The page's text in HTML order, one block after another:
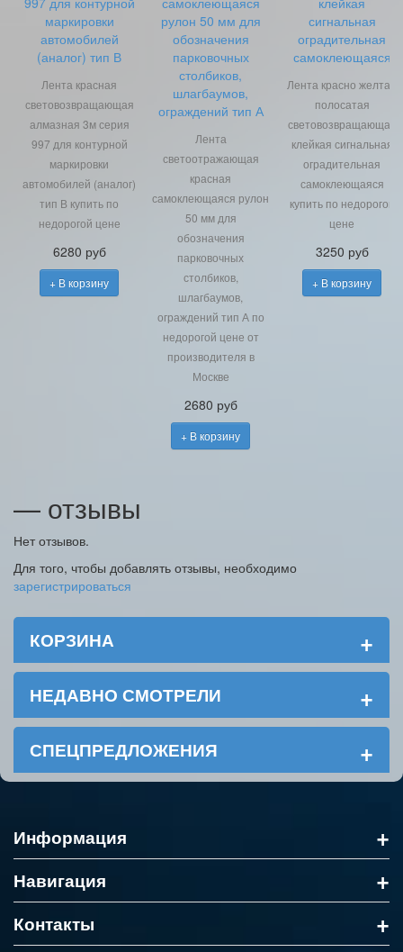
маркировки
автомобилей
(аналог) тип В
Лента красная
световозвращающая
алмазная 3м серия
997 для контурной
маркировки
автомобилей (аналог)
тип В купить по
недорогой цене
6280 руб
+ В корзину
рулон 50 мм для
обозначения
парковочных
столбиков,
шлагбаумов,
ограждений тип А
Лента
светоотражающая
красная
самоклеющаяся рулон
50 мм для
обозначения
парковочных
столбиков,
шлагбаумов,
ограждений тип А по
недорогой цене от
производителя в
Москве
2680 руб
+ В корзину
сигнальная
оградительная
самоклеющаяся
Лента красно желтая
полосатая
световозвращающая
клейкая сигнальная
оградительная
самоклеющаяся
купить по недорогой
цене
3250 руб
+ В корзину
— отзывы
Нет отзывов.
Для того, чтобы добавлять отзывы, необходимо
зарегистрироваться
КОРЗИНА +
НЕДАВНО СМОТРЕЛИ +
СПЕЦПРЕДЛОЖЕНИЯ +
Информация +
Навигация +
Контакты
+